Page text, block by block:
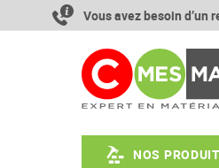
contenu
Vous avez besoin d’un
NOS